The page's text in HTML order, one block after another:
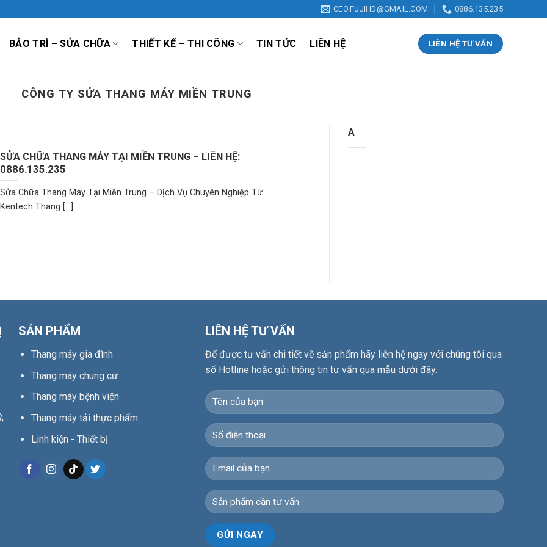
CEO.FUJIHD@GMAIL.COM 0886.135.235
BẢO TRÌ – SỬA CHỮA THIẾT KẾ – THI CÔNG TIN TỨC LIÊN HỆ LIÊN HỆ TƯ VẤN
CÔNG TY SỬA THANG MÁY MIỀN TRUNG
SỬA CHỮA THANG MÁY TẠI MIỀN TRUNG – LIÊN HỆ:
0886.135.235
Sửa Chữa Thang Máy Tại Miền Trung – Dịch Vụ Chuyên Nghiệp Từ
Kentech Thang [...]
A
SẢN PHẨM
Thang máy gia đình
Thang máy chung cư
Thang máy bệnh viện
Thang máy tải thực phẩm
Linh kiện - Thiết bị
LIÊN HỆ TƯ VẤN
Để được tư vấn chi tiết về sản phẩm hãy liên hệ ngay với chúng tôi qua
số Hotline hoặc gửi thông tin tư vấn qua mẫu dưới đây.